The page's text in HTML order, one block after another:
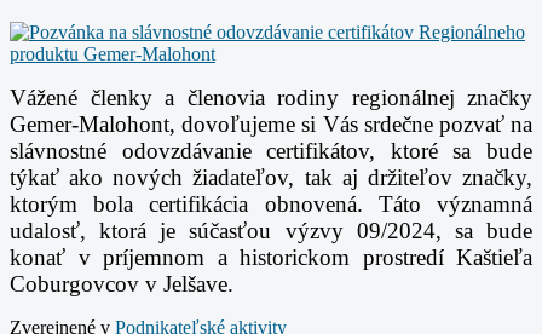
Vážené členky a členovia rodiny regionálnej značky
Gemer-Malohont, dovoľujeme si Vás srdečne pozvať na
slávnostné odovzdávanie certifikátov, ktoré sa bude
týkať ako nových žiadateľov, tak aj držiteľov značky,
ktorým bola certifikácia obnovená. Táto významná
udalosť, ktorá je súčasťou výzvy 09/2024, sa bude
konať v príjemnom a historickom prostredí Kaštieľa
Coburgovcov v Jelšave.
Zverejnené v Podnikateľské aktivity